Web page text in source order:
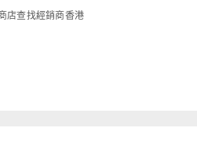
店查找經銷商香港